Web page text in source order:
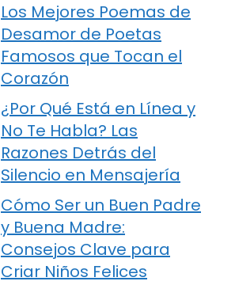
Los Mejores Poemas de
Desamor de Poetas
Famosos que Tocan el
Corazón
¿Por Qué Está en Línea y
No Te Habla? Las
Razones Detrás del
Silencio en Mensajería
Cómo Ser un Buen Padre
y Buena Madre:
Consejos Clave para
Criar Niños Felices